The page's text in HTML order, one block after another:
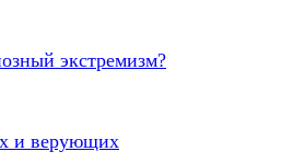
экстремизм?
и верующих